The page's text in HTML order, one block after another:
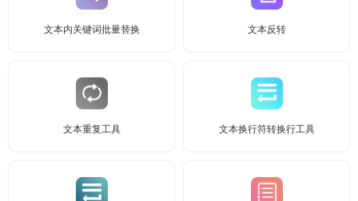
文本内关键词批量替换 文本反转
文本重复工具 文本换行符转换行工具